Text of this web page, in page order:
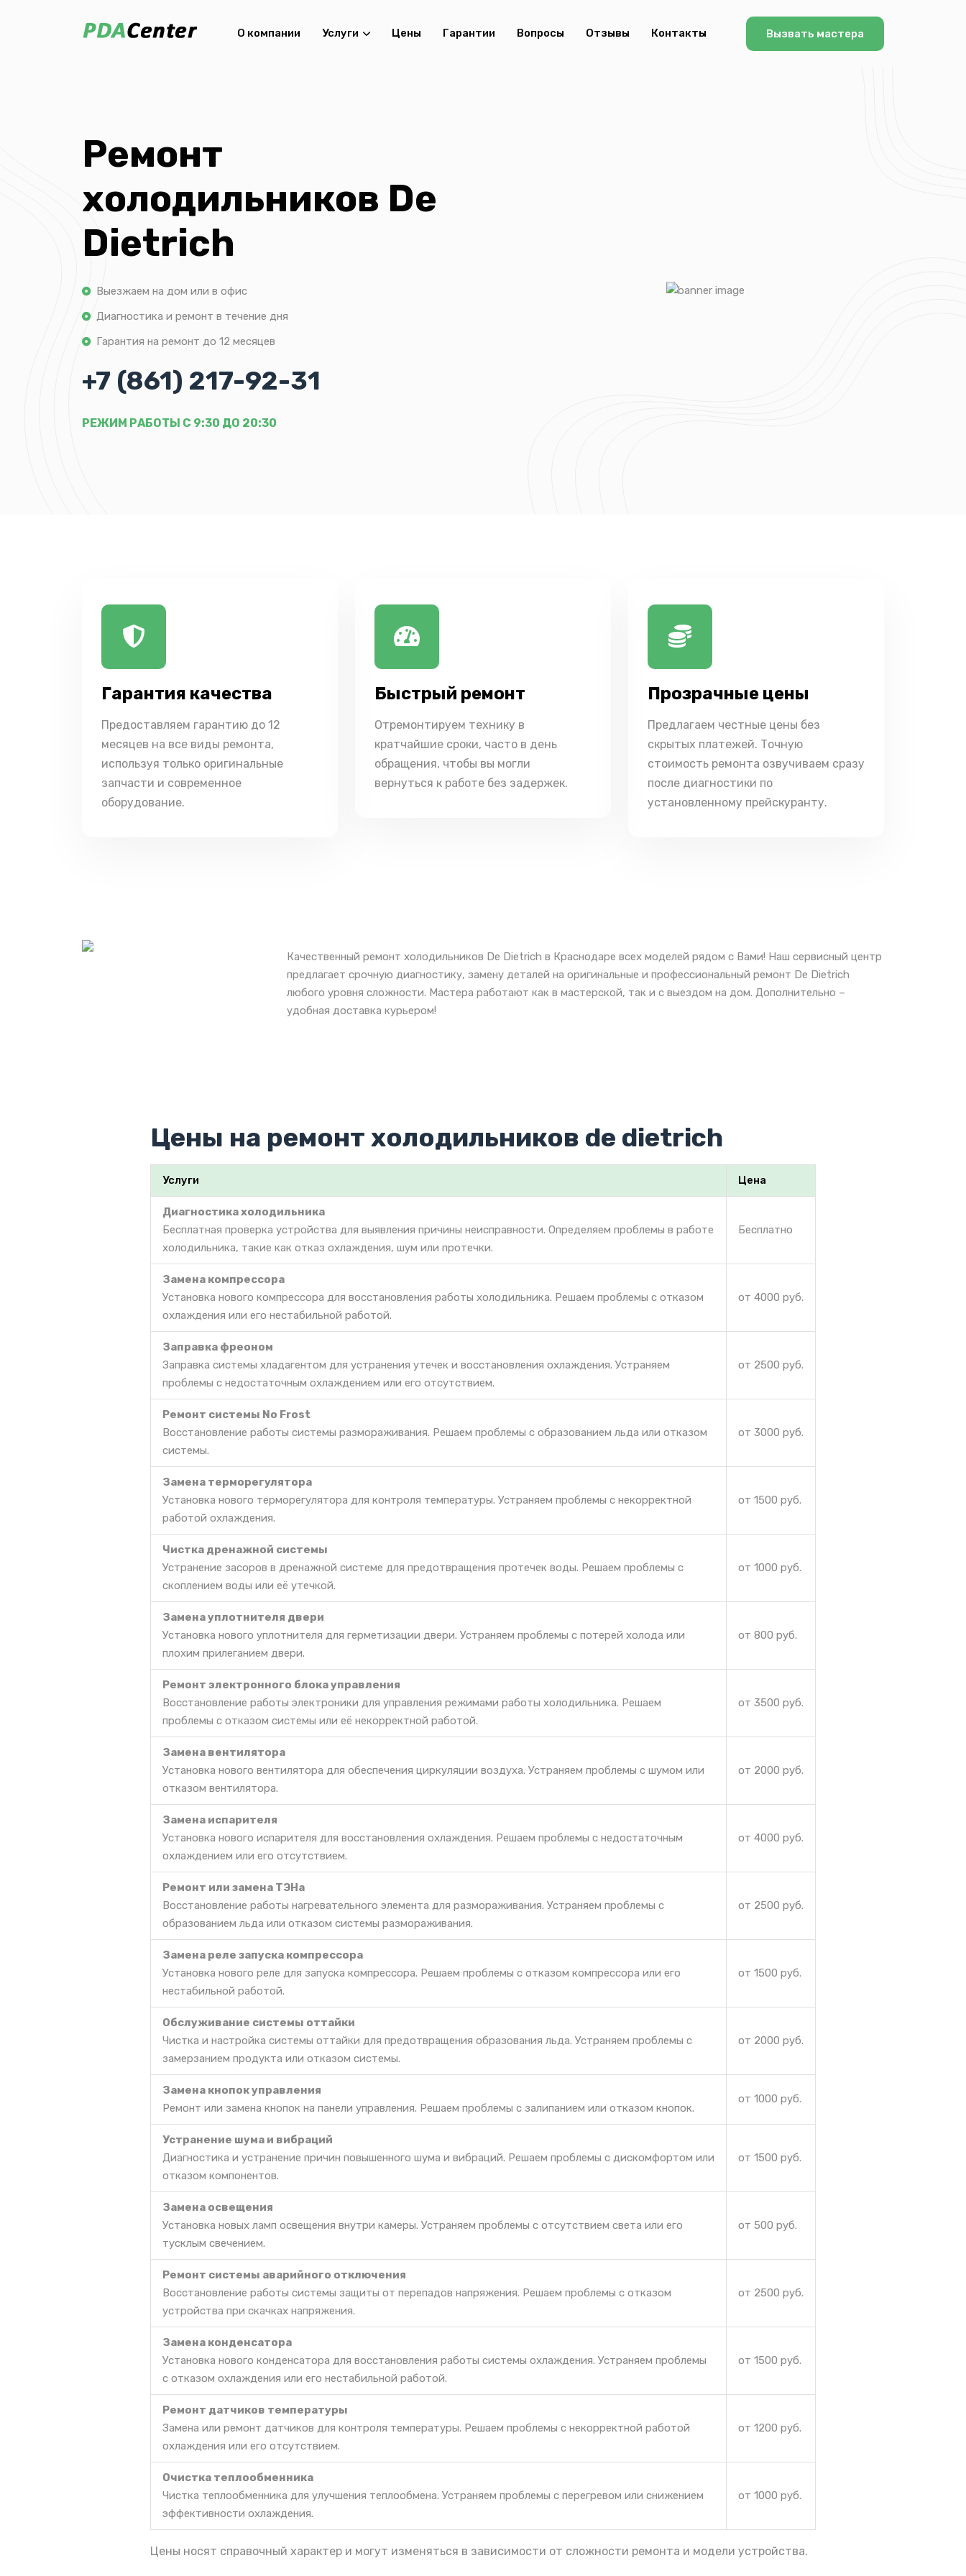
О компании Услуги Цены Гарантии Вопросы Отзывы Контакты Вызвать мастера
Ремонт
холодильников De
Dietrich
Выезжаем на дом или в офис
Диагностика и ремонт в течение дня
Гарантия на ремонт до 12 месяцев
+7 (861) 217-92-31
РЕЖИМ РАБОТЫ С 9:30 ДО 20:30
Гарантия качества
Предоставляем гарантию до 12
месяцев на все виды ремонта,
используя только оригинальные
запчасти и современное
оборудование.
Быстрый ремонт
Отремонтируем технику в
кратчайшие сроки, часто в день
обращения, чтобы вы могли
вернуться к работе без задержек.
Прозрачные цены
Предлагаем честные цены без
скрытых платежей. Точную
стоимость ремонта озвучиваем сразу
после диагностики по
установленному прейскуранту.
Качественный ремонт холодильников De Dietrich в Краснодаре всех моделей рядом с Вами! Наш сервисный центр
предлагает срочную диагностику, замену деталей на оригинальные и профессиональный ремонт De Dietrich
любого уровня сложности. Мастера работают как в мастерской, так и с выездом на дом. Дополнительно –
удобная доставка курьером!
Цены на ремонт холодильников de dietrich
Услуги Цена
Диагностика холодильника
Бесплатная проверка устройства для выявления причины неисправности. Определяем проблемы в работе
холодильника, такие как отказ охлаждения, шум или протечки.
Бесплатно
Замена компрессора
Установка нового компрессора для восстановления работы холодильника. Решаем проблемы с отказом
охлаждения или его нестабильной работой.
от 4000 руб.
Заправка фреоном
Заправка системы хладагентом для устранения утечек и восстановления охлаждения. Устраняем
проблемы с недостаточным охлаждением или его отсутствием.
от 2500 руб.
Ремонт системы No Frost
Восстановление работы системы размораживания. Решаем проблемы с образованием льда или отказом
системы.
от 3000 руб.
Замена терморегулятора
Установка нового терморегулятора для контроля температуры. Устраняем проблемы с некорректной
работой охлаждения.
от 1500 руб.
Чистка дренажной системы
Устранение засоров в дренажной системе для предотвращения протечек воды. Решаем проблемы с
скоплением воды или её утечкой.
от 1000 руб.
Замена уплотнителя двери
Установка нового уплотнителя для герметизации двери. Устраняем проблемы с потерей холода или
плохим прилеганием двери.
от 800 руб.
Ремонт электронного блока управления
Восстановление работы электроники для управления режимами работы холодильника. Решаем
проблемы с отказом системы или её некорректной работой.
от 3500 руб.
Замена вентилятора
Установка нового вентилятора для обеспечения циркуляции воздуха. Устраняем проблемы с шумом или
отказом вентилятора.
от 2000 руб.
Замена испарителя
Установка нового испарителя для восстановления охлаждения. Решаем проблемы с недостаточным
охлаждением или его отсутствием.
от 4000 руб.
Ремонт или замена ТЭНа
Восстановление работы нагревательного элемента для размораживания. Устраняем проблемы с
образованием льда или отказом системы размораживания.
от 2500 руб.
Замена реле запуска компрессора
Установка нового реле для запуска компрессора. Решаем проблемы с отказом компрессора или его
нестабильной работой.
от 1500 руб.
Обслуживание системы оттайки
Чистка и настройка системы оттайки для предотвращения образования льда. Устраняем проблемы с
замерзанием продукта или отказом системы.
от 2000 руб.
Замена кнопок управления
Ремонт или замена кнопок на панели управления. Решаем проблемы с залипанием или отказом кнопок.
от 1000 руб.
Устранение шума и вибраций
Диагностика и устранение причин повышенного шума и вибраций. Решаем проблемы с дискомфортом или
отказом компонентов.
от 1500 руб.
Замена освещения
Установка новых ламп освещения внутри камеры. Устраняем проблемы с отсутствием света или его
тусклым свечением.
от 500 руб.
Ремонт системы аварийного отключения
Восстановление работы системы защиты от перепадов напряжения. Решаем проблемы с отказом
устройства при скачках напряжения.
от 2500 руб.
Замена конденсатора
Установка нового конденсатора для восстановления работы системы охлаждения. Устраняем проблемы
с отказом охлаждения или его нестабильной работой.
от 1500 руб.
Ремонт датчиков температуры
Замена или ремонт датчиков для контроля температуры. Решаем проблемы с некорректной работой
охлаждения или его отсутствием.
от 1200 руб.
Очистка теплообменника
Чистка теплообменника для улучшения теплообмена. Устраняем проблемы с перегревом или снижением
эффективности охлаждения.
от 1000 руб.
Цены носят справочный характер и могут изменяться в зависимости от сложности ремонта и модели устройства.